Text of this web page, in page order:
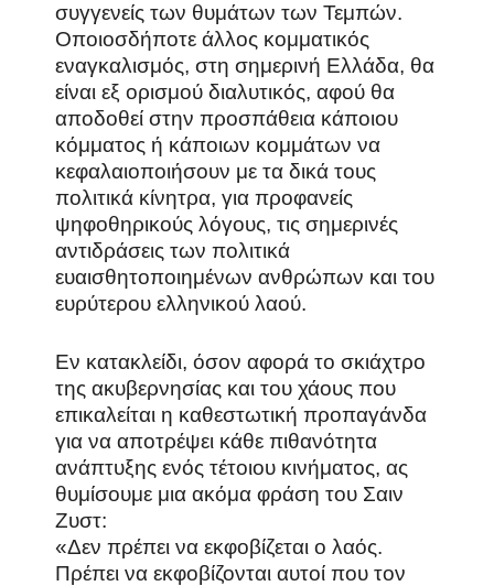
συγγενείς των θυμάτων των Τεμπών.
Οποιοσδήποτε άλλος κομματικός
εναγκαλισμός, στη σημερινή Ελλάδα, θα
είναι εξ ορισμού διαλυτικός, αφού θα
αποδοθεί στην προσπάθεια κάποιου
κόμματος ή κάποιων κομμάτων να
κεφαλαιοποιήσουν με τα δικά τους
πολιτικά κίνητρα, για προφανείς
ψηφοθηρικούς λόγους, τις σημερινές
αντιδράσεις των πολιτικά
ευαισθητοποιημένων ανθρώπων και του
ευρύτερου ελληνικού λαού.
Εν κατακλείδι, όσον αφορά το σκιάχτρο
της ακυβερνησίας και του χάους που
επικαλείται η καθεστωτική προπαγάνδα
για να αποτρέψει κάθε πιθανότητα
ανάπτυξης ενός τέτοιου κινήματος, ας
θυμίσουμε μια ακόμα φράση του Σαιν
Ζυστ:
«Δεν πρέπει να εκφοβίζεται ο λαός.
Πρέπει να εκφοβίζονται αυτοί που τον